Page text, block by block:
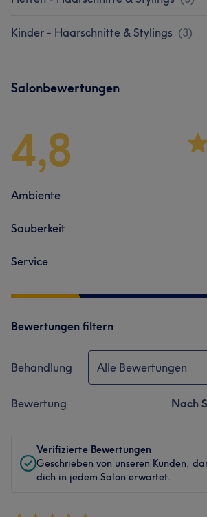
Kinder - Haarschnitte & Stylings (3)
Salonbewertungen
4,8
Ambiente
Sauberkeit
Service
Bewertungen filtern
Behandlung Alle Bewertungen
Bewertung Nach
Verifizierte Bewertungen
Geschrieben von unseren Kunden,
dich in jedem Salon erwartet.